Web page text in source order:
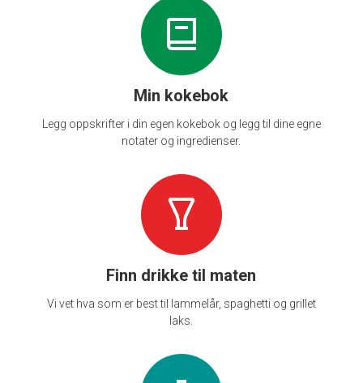
Min kokebok
Legg oppskrifter i din egen kokebok og legg til dine egne
notater og ingredienser.
Finn drikke til maten
Vi vet hva som er best til lammelår, spaghetti og grillet
laks.